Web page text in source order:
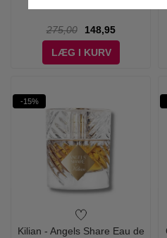
275,00
148,95
LÆG I KURV
-15%
Kilian - Angels Share Eau de